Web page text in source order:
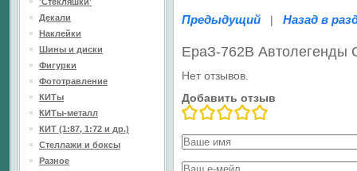
Предыдущий | Назад в
ЕраЗ-762В
Нет отзывов.
Добавить отзыв
Декали
Наклейки
Шины и диски
Фигурки
Фототравление
КИТы
КИТы-металл
КИТ (1:87, 1:72 и др.)
Стеллажи и боксы
Разное